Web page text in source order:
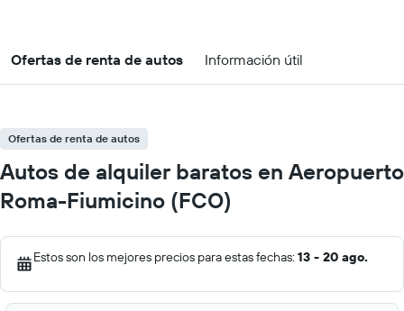
Ofertas de renta de autos Información útil
Ofertas de renta de autos
Autos de alquiler baratos en Aeropuerto
Roma-Fiumicino (FCO)
Estos son los mejores precios para estas fechas: 13 - 20 ago.